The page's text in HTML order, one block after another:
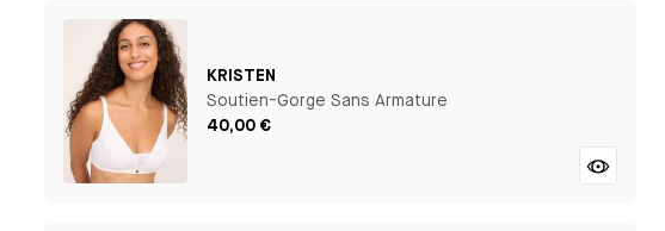
KRISTEN
Soutien-Gorge Sans Armature
40,00 €